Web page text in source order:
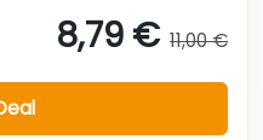
8,79 € 11,00 €